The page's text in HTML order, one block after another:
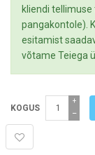
kliendi
pangakontole).
esitamist
võtame Teiega
KOGUS −
+